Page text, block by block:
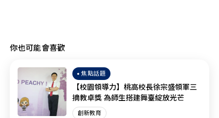
你也可能會喜歡
焦點話題
【校園領導力】桃高校長徐宗盛領軍三
摘教卓獎 為師生搭建舞臺綻放光芒
創新教育